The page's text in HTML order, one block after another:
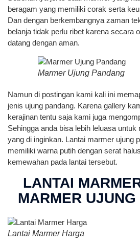
beragam yang memiliki corak serta
Dan dengan berkembangnya zaman
belanja tidak perlu ribet karena secara
datang dengan aman.
Marmer Ujung Pandang
Namun di postingan kami kali ini
jenis ujung pandang. Karena gallery
kerajinan tentu saja kami juga
Sehingga anda bisa lebih leluasa
yang di inginkan. Lantai marmer ujung
memiliki warna putih dengan serat
kemewahan pada lantai tersebut.
LANTAI
MARMER UJUNG
Lantai Marmer Harga